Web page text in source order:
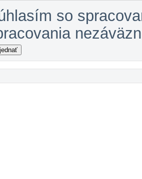
so